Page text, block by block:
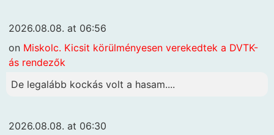
2026.08.08. at 06:56
on Miskolc. Kicsit körülményesen verekedtek a DVTK-
ás rendezők
De legalább kockás volt a hasam....
2026.08.08. at 06:30